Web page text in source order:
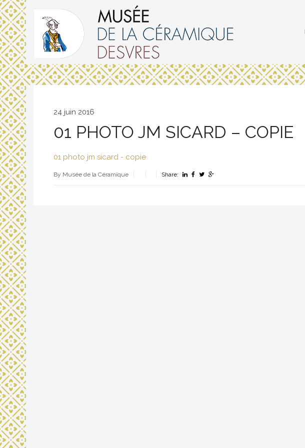
24 juin 2016
01 PHOTO JM SICARD – COPIE
01 photo jm sicard - copie
By Musée de la Céramique Share: